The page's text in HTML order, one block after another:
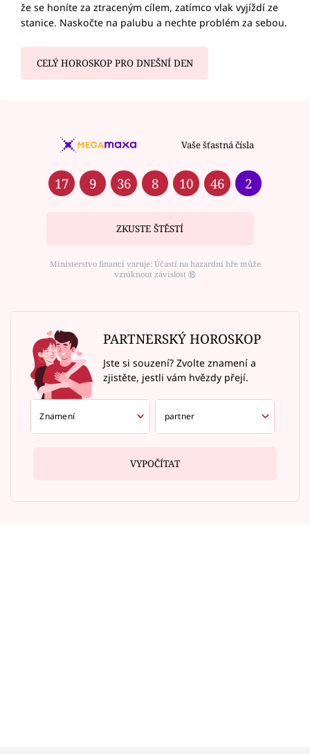
že se honíte za ztraceným cílem, zatímco vlak vyjíždí ze
stanice. Naskočte na palubu a nechte problém za sebou.
CELÝ HOROSKOP PRO DNEŠNÍ DEN
Vaše šťastná čísla
17 9 36 8 10 46 2
ZKUSTE ŠTĚSTÍ
Ministerstvo financí varuje: Účastí na hazardní hře může
vzniknout závislost ⑱
PARTNERSKÝ HOROSKOP
Jste si souzení? Zvolte znamení a
zjistěte, jestli vám hvězdy přejí.
VYPOČÍTAT